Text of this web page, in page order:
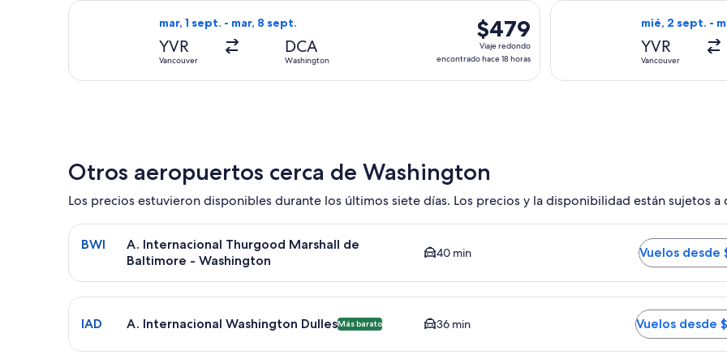
5
días
mar, 1 sept. - mar, 8 sept.
YVR
Vancouver
DCA
Washington
$479
Viaje
redondo,
encontrado
$479
Viaje redondo
encontrado hace 18 horas
Seleccionar vuelo de Delta, con salida el mar, 1 sept. desde Vancouver hacia Washington, con
mié, 2 sept. -
YVR
Vancouver
Seleccionar
Otros aeropuertos cerca de Washington
Los precios estuvieron disponibles durante los últimos siete días. Los precios y la disponibilidad están sujetos a
Seleccionar vuelo a A. Internacional Thurgood Marshall de Baltimore - Washington BWI. El tiempo promedio
BWI
A. Internacional Thurgood Marshall de
Baltimore - Washington
40 min Vuelos desde
Seleccionar vuelo a A. Internacional Washington Dulles IAD. Opción más barata disponible. El tiempo
IAD A. Internacional Washington DullesMás barato 36 min Vuelos desde